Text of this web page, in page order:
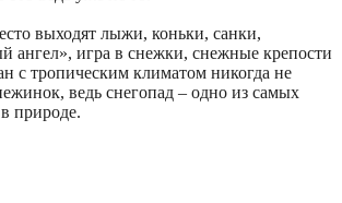
выходят лыжи, коньки, санки,
ангел», игра в снежки, снежные крепости
с тропическим климатом никогда не
ведь снегопад – одно из самых
природе.